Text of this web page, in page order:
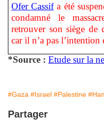
Ofer Cassifa été
condamné le
retrouver son siège de
car il n’a pas
*Source : Etude sur la
#Gaza #Israel #Palestine
Partager